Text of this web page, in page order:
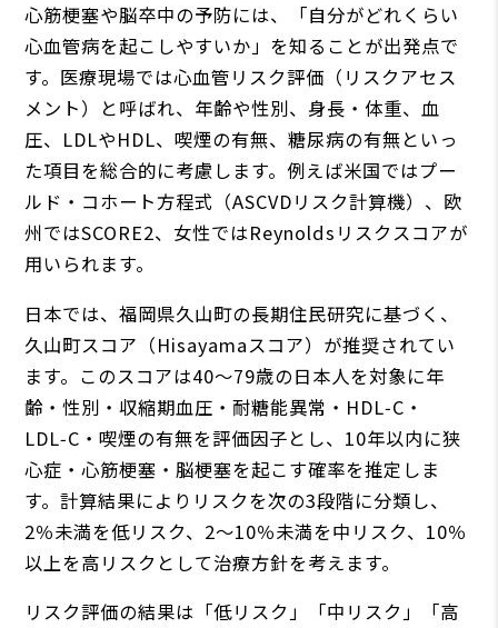
心筋梗塞や脳卒中の予防には、「自分がどれくらい
心血管病を起こしやすいか」を知ることが出発点で
す。医療現場では心血管リスク評価（リスクアセス
メント）と呼ばれ、年齢や性別、身長・体重、血
圧、LDLやHDL、喫煙の有無、糖尿病の有無といっ
た項目を総合的に考慮します。例えば米国ではプー
ルド・コホート方程式（ASCVDリスク計算機）、欧
州ではSCORE2、女性ではReynoldsリスクスコアが
用いられます。
日本では、福岡県久山町の長期住民研究に基づく、
久山町スコア（Hisayamaスコア）が推奨されてい
ます。このスコアは40〜79歳の日本人を対象に年
齢・性別・収縮期血圧・耐糖能異常・HDL‑C・
LDL‑C・喫煙の有無を評価因子とし、10年以内に狭
心症・心筋梗塞・脳梗塞を起こす確率を推定しま
す。計算結果によりリスクを次の3段階に分類し、
2％未満を低リスク、2〜10％未満を中リスク、10％
以上を高リスクとして治療方針を考えます。
リスク評価の結果は「低リスク」「中リスク」「高